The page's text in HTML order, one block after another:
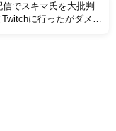
信でスキマ氏を大批判
Twitchに行ったがダメで